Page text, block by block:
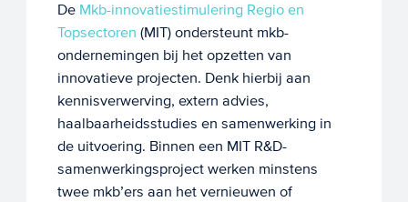
De Mkb-innovatiestimulering Regio en
Topsectoren (MIT) ondersteunt mkb-
ondernemingen bij het opzetten van
innovatieve projecten. Denk hierbij aan
kennisverwerving, extern advies,
haalbaarheidsstudies en samenwerking in
de uitvoering. Binnen een MIT R&D-
samenwerkingsproject werken minstens
twee mkb’ers aan het vernieuwen of